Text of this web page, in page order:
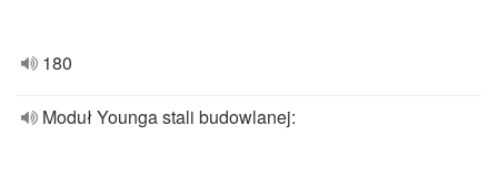
180
Moduł Younga stali budowlanej: